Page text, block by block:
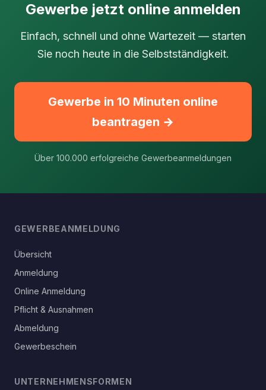
Gewerbe jetzt online anmelden
Einfach, schnell und ohne Wartezeit — starten
Sie noch heute in die Selbstständigkeit.
Gewerbe in 10 Minuten online
beantragen →
Über 100.000 erfolgreiche Gewerbeanmeldungen
GEWERBEANMELDUNG
Übersicht
Anmeldung
Online Anmeldung
Pflicht & Ausnahmen
Abmeldung
Gewerbeschein
UNTERNEHMENSFORMEN